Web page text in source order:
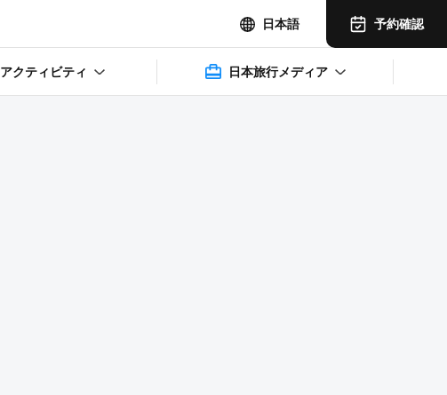
アクティビティ 日本旅行メディア
日本語 予約確認